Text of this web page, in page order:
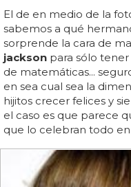
El de en medio de la
sabemos a qué
sorprende la cara de
jackson para sólo tener
de matemáticas...
en sea cual sea la
hijitos crecer felices y
el caso es que parece
que lo celebran todo en